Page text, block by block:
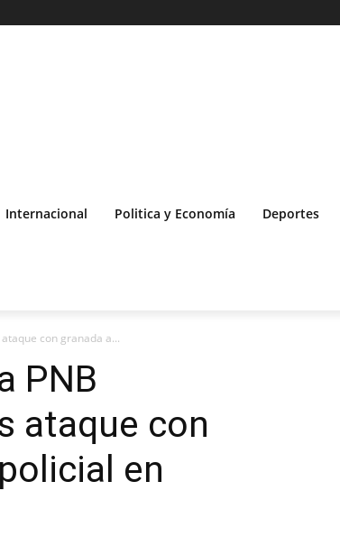
Internacional Politica y Economía Deportes
con granada a...
PNB
ataque con
en